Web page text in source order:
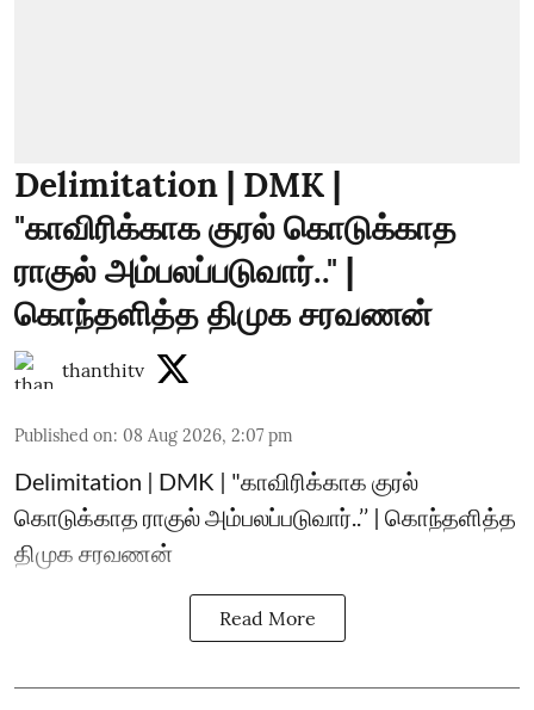
Delimitation | DMK |
"காவிரிக்காக குரல் கொடுக்காத
ராகுல் அம்பலப்படுவார்.." |
கொந்தளித்த திமுக சரவணன்
thanthitv
Published on: 08 Aug 2026, 2:07 pm
Delimitation | DMK | "காவிரிக்காக குரல்
கொடுக்காத ராகுல் அம்பலப்படுவார்..’’ | கொந்தளித்த
திமுக சரவணன்
Read More